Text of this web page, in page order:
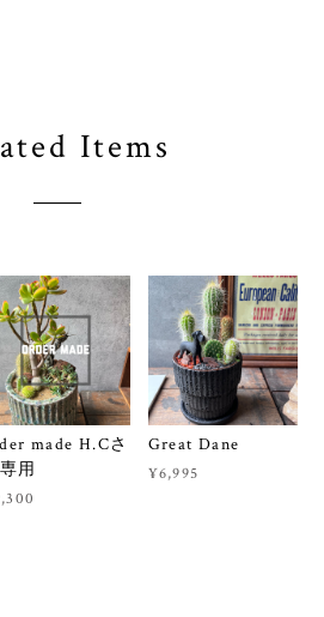
Items
made H.Cさ
用
Great Dane
¥6,995